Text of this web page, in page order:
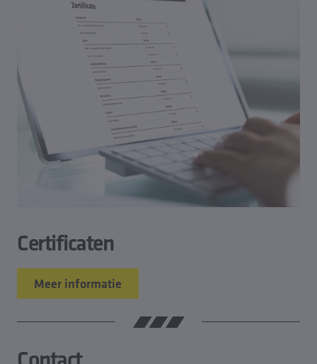
Certificaten
Meer informatie